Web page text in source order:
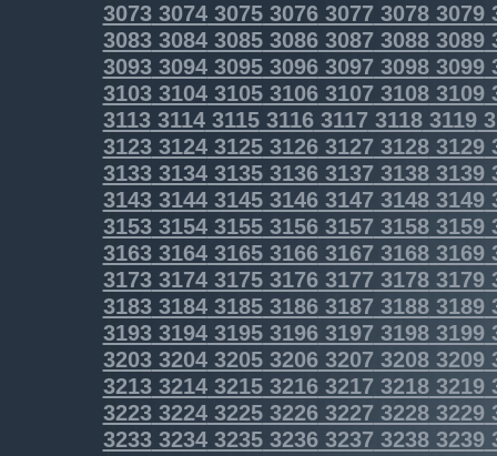
3073307430753076307730783079
3083308430853086308730883089
3093309430953096309730983099
3103310431053106310731083109
3113311431153116311731183119
3123312431253126312731283129
3133313431353136313731383139
3143314431453146314731483149
31533154315531563157 31583159
31633164316531663167 31683169
3173317431753176317731783179
31833184318531863187 31883189
31933194319531963197 31983199
32033204320532063207 32083209
32133214321532163217 32183219
32233224322532263227 32283229
32333234323532363237 32383239